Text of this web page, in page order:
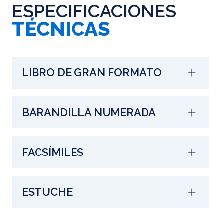
ESPECIFICACIONES
TÉCNICAS
LIBRO DE GRAN FORMATO
BARANDILLA NUMERADA
FACSÍMILES
ESTUCHE